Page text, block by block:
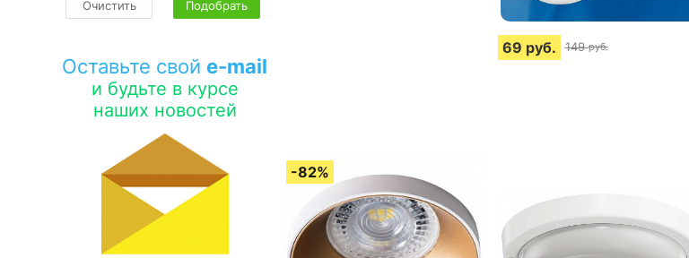
Очистить Подобрать
Оставьте свой e-mail
и будьте в курсе
наших новостей
69 руб. 149 руб.